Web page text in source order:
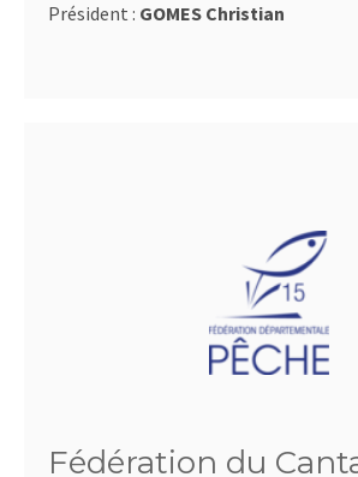
Président : GOMES Christian
Fédération du